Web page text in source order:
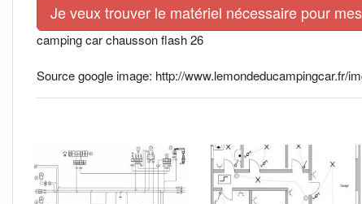
Je veux trouver le matériel nécessaire pour
camping car chausson flash 26
Source google image: http://www.lemondeducampingcar.fr/